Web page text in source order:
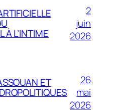
À L’INTIME
2
juin
2026
ET
26
mai
2026